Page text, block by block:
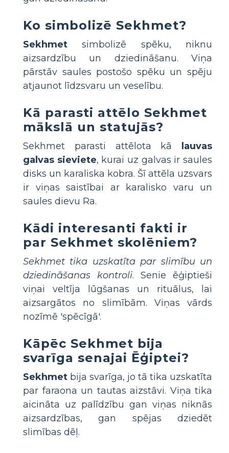
Ko simbolizē Sekhmet?
Sekhmet simbolizē spēku, niknu
aizsardzību un dziedināšanu. Viņa
pārstāv saules postošo spēku un spēju
atjaunot līdzsvaru un veselību.
Kā parasti attēlo Sekhmet
mākslā un statujās?
Sekhmet parasti attēlota kā
lauvas
galvas sieviete, kurai uz galvas ir saules
disks un karaliska kobra. Šī attēla uzsvars
ir viņas saistībai ar karalisko varu un
saules dievu Ra.
Kādi interesanti fakti ir
par Sekhmet skolēniem?
Sekhmet tika uzskatīta par slimību un
dziedināšanas kontroli. Senie ēģiptieši
viņai veltīja lūgšanas un rituālus, lai
aizsargātos no slimībām. Viņas vārds
nozīmē 'spēcīgā'.
Kāpēc Sekhmet bija
svarīga senajai Ēģiptei?
Sekhmet bija svarīga, jo tā tika uzskatīta
par faraona un tautas aizstāvi. Viņa tika
aicināta uz palīdzību gan viņas niknās
aizsardzības, gan spējas dziedēt
slimības dēļ.